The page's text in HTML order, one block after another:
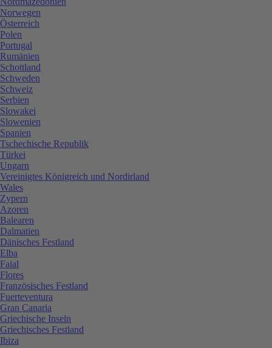
Norwegen
Österreich
Polen
Portugal
Rumänien
Schottland
Schweden
Schweiz
Serbien
Slowakei
Slowenien
Spanien
Tschechische Republik
Türkei
Ungarn
Vereinigtes Königreich und Nordirland
Wales
Zypern
Azoren
Balearen
Dalmatien
Dänisches Festland
Elba
Faial
Flores
Französisches Festland
Fuerteventura
Gran Canaria
Griechische Inseln
Griechisches Festland
Ibiza